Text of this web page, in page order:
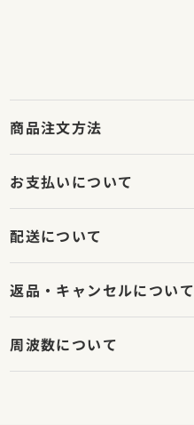
商品注文方法
お支払いについて
配送について
返品・キャンセルについて
周波数について